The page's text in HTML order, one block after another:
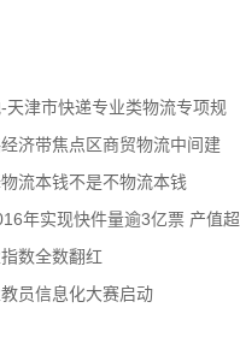
津市快递专业类物流专项规
济带焦点区商贸物流中间建
流本钱不是不物流本钱
年实现快件量逾3亿票 产值超
数全数翻红
员信息化大赛启动